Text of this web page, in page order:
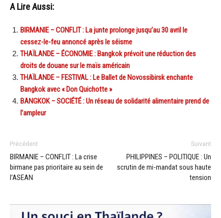
A Lire Aussi:
BIRMANIE – CONFLIT : La junte prolonge jusqu’au 30 avril le
cessez-le-feu annoncé après le séisme
THAÏLANDE – ÉCONOMIE : Bangkok prévoit une réduction des
droits de douane sur le maïs américain
THAÏLANDE – FESTIVAL : Le Ballet de Novossibirsk enchante
Bangkok avec « Don Quichotte »
BANGKOK – SOCIÉTÉ : Un réseau de solidarité alimentaire prend de
l’ampleur
Précédent
BIRMANIE – CONFLIT : La crise
birmane pas prioritaire au sein de
l’ASEAN
Suivant
PHILIPPINES – POLITIQUE : Un
scrutin de mi-mandat sous haute
tension